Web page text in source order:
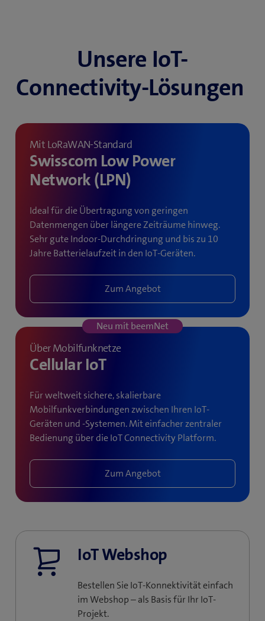
Unsere IoT-
Connectivity-Lösungen
Mit LoRaWAN-Standard
Swisscom Low Power
Network (LPN)
Ideal für die Übertragung von geringen
Datenmengen über längere Zeiträume hinweg.
Sehr gute Indoor-Durchdringung und bis zu 10
Jahre Batterielaufzeit in den IoT-Geräten.
Zum Angebot
Neu mit beemNet
Über Mobilfunknetze
Cellular IoT
Für weltweit sichere, skalierbare
Mobilfunkverbindungen zwischen Ihren IoT-
Geräten und -Systemen. Mit einfacher zentraler
Bedienung über die IoT Connectivity Platform.
Zum Angebot
IoT Webshop
Bestellen Sie IoT-Konnektivität einfach
im Webshop – als Basis für Ihr IoT-
Projekt.